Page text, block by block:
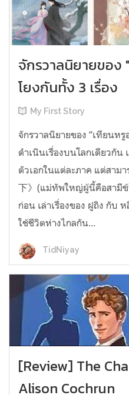
จักรวาลนิยายของ
โยงกันทั้ง 3 เรื่อง
My First Story
จักรวาลนิยายของ “เทียนหรู
ดำเนินเรื่องบนโลกเดียวกัน
ตัวเอกในแต่ละภาค แต่สาม
下》(แม่ทัพใหญ่ผู้นี้คือสามีข้
ก่อน เล่าเรื่องของ ฝูถิง กับ
ใช้ชีวิตห่างไกลกัน...
TidNiyay
[Review] The
Alison Cochrun